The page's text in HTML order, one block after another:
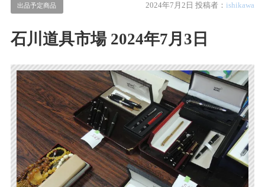
出品予定商品 2024年7月2日 投稿者：ishikawa
石川道具市場 2024年7月3日